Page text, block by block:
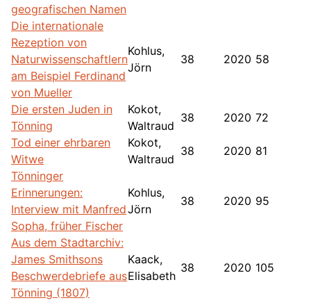
geografischen Namen
Die internationale
Rezeption von
Naturwissenschaftlern
am Beispiel Ferdinand
von Mueller
Kohlus,
Jörn
38 2020 58
Die ersten Juden in
Tönning
Kokot,
Waltraud
38 2020 72
Tod einer ehrbaren
Witwe
Kokot,
Waltraud
38 2020 81
Tönninger
Erinnerungen:
Interview mit Manfred
Sopha, früher Fischer
Kohlus,
Jörn
38 2020 95
Aus dem Stadtarchiv:
James Smithsons
Beschwerdebriefe aus
Tönning (1807)
Kaack,
Elisabeth
38 2020 105